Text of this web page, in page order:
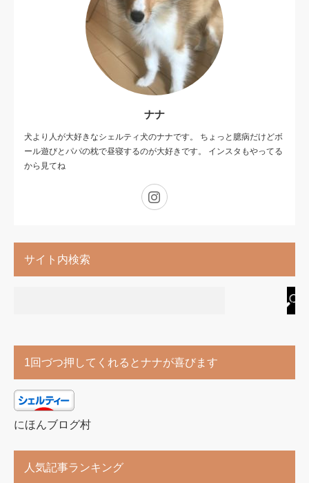
ナナ
犬より人が大好きなシェルティ犬のナナです。 ちょっと臆病だけどボ
ール遊びとパパの枕で昼寝するのが大好きです。 インスタもやってる
から見てね
サイト内検索
1回づつ押してくれるとナナが喜びます
にほんブログ村
人気記事ランキング